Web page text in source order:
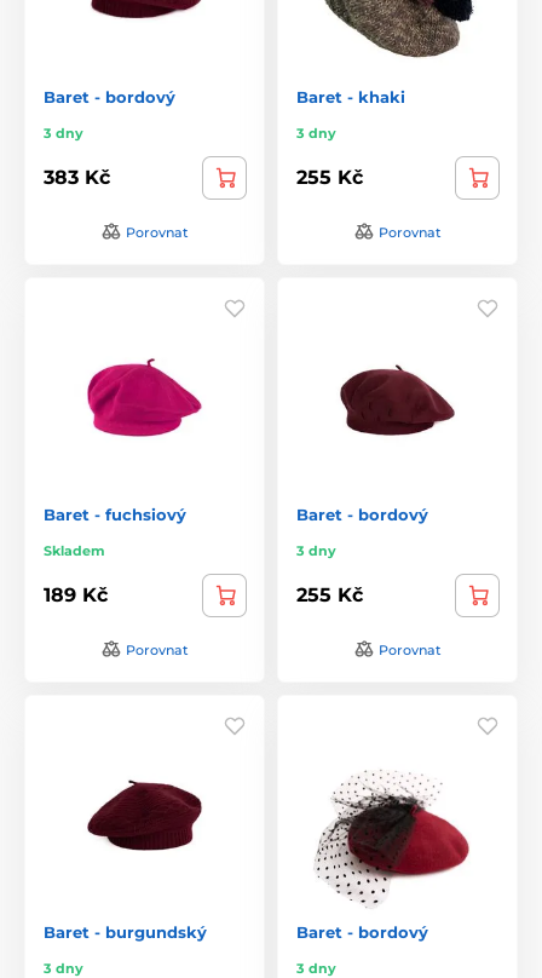
Baret - bordový
3 dny
383 Kč
Porovnat
Baret - khaki
3 dny
255 Kč
Porovnat
Baret - fuchsiový
Skladem
189 Kč
Porovnat
Baret - bordový
3 dny
255 Kč
Porovnat
Baret - burgundský
3 dny
Baret - bordový
3 dny